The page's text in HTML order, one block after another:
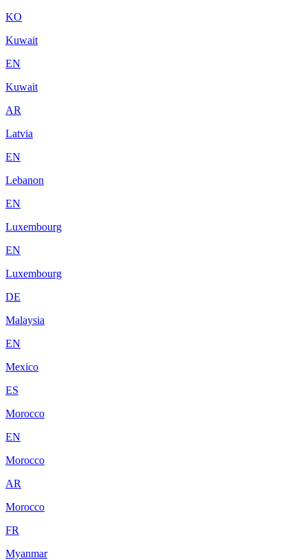
KO
Kuwait
EN
Kuwait
AR
Latvia
EN
Lebanon
EN
Luxembourg
EN
Luxembourg
DE
Malaysia
EN
Mexico
ES
Morocco
EN
Morocco
AR
Morocco
FR
Myanmar